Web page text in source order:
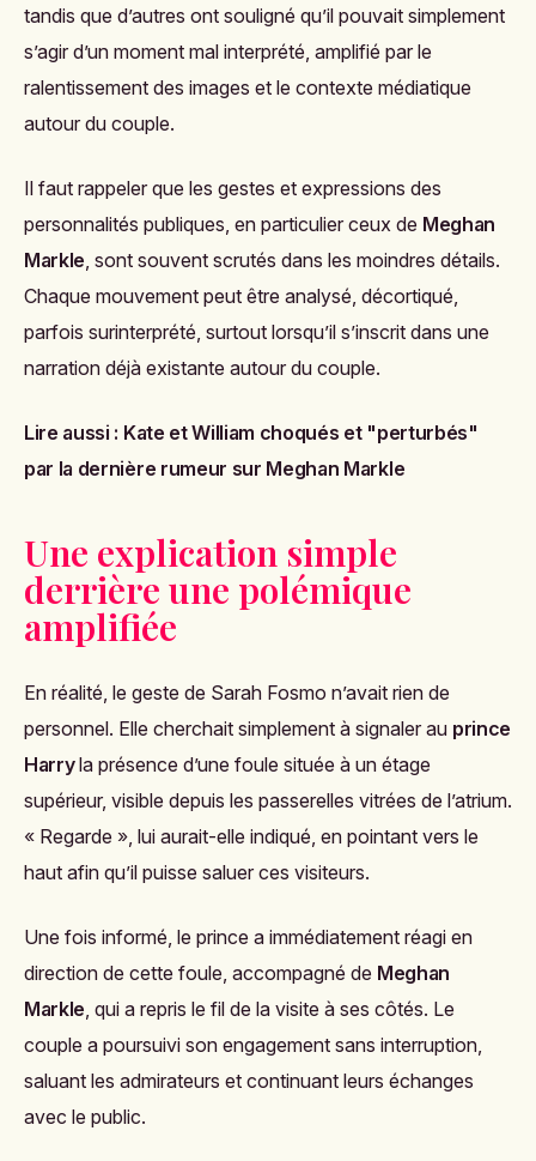
tandis que d’autres ont souligné qu’il pouvait simplement
s’agir d’un moment mal interprété, amplifié par le
ralentissement des images et le contexte médiatique
autour du couple.
Il faut rappeler que les gestes et expressions des
personnalités publiques, en particulier ceux de Meghan
Markle, sont souvent scrutés dans les moindres détails.
Chaque mouvement peut être analysé, décortiqué,
parfois surinterprété, surtout lorsqu’il s’inscrit dans une
narration déjà existante autour du couple.
Lire aussi : Kate et William choqués et "perturbés"
par la dernière rumeur sur Meghan Markle
Une explication simple
derrière une polémique
amplifiée
En réalité, le geste de Sarah Fosmo n’avait rien de
personnel. Elle cherchait simplement à signaler au prince
Harryla présence d’une foule située à un étage
supérieur, visible depuis les passerelles vitrées de l’atrium.
« Regarde », lui aurait-elle indiqué, en pointant vers le
haut afin qu’il puisse saluer ces visiteurs.
Une fois informé, le prince a immédiatement réagi en
direction de cette foule, accompagné de Meghan
Markle, qui a repris le fil de la visite à ses côtés. Le
couple a poursuivi son engagement sans interruption,
saluant les admirateurs et continuant leurs échanges
avec le public.